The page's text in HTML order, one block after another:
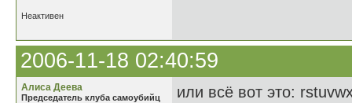
Неактивен
2006-11-18 02:40:59
Алиса Деева
Председатель клуба самоубийц
или всё вот это: